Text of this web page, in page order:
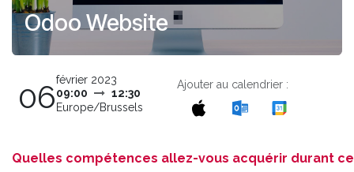
Odoo Website
06février 2023
09:00
12:30
Europe/Brussels
Ajouter au calendrier :
Quelles compétences allez-vous acquérir durant